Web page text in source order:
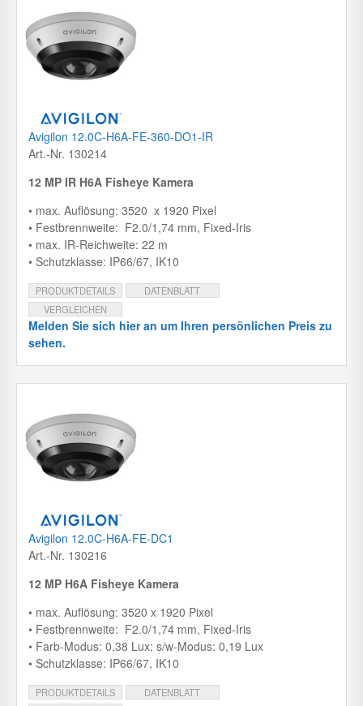
Avigilon 12.0C-H6A-FE-360-DO1-IR
Art.-Nr. 130214
12 MP IR H6A Fisheye Kamera
• max. Auflösung: 3520 x 1920 Pixel
• Festbrennweite: F2.0/1,74 mm, Fixed-Iris
• max. IR-Reichweite: 22 m
• Schutzklasse: IP66/67, IK10
PRODUKTDETAILS
DATENBLATT
VERGLEICHEN
Melden Sie sich hier an um Ihren persönlichen Preis zu
sehen.
Avigilon 12.0C-H6A-FE-DC1
Art.-Nr. 130216
12 MP H6A Fisheye Kamera
• max. Auflösung: 3520 x 1920 Pixel
• Festbrennweite: F2.0/1,74 mm, Fixed-Iris
• Farb-Modus: 0,38 Lux; s/w-Modus: 0,19 Lux
• Schutzklasse: IP66/67, IK10
PRODUKTDETAILS
DATENBLATT